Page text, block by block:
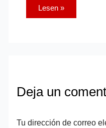
Lesen »
Deja un
Tu dirección de correo